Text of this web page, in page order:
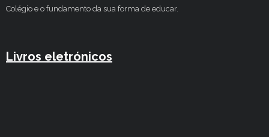
Colégio e o fundamento da sua forma de educar.
Livros eletrónicos